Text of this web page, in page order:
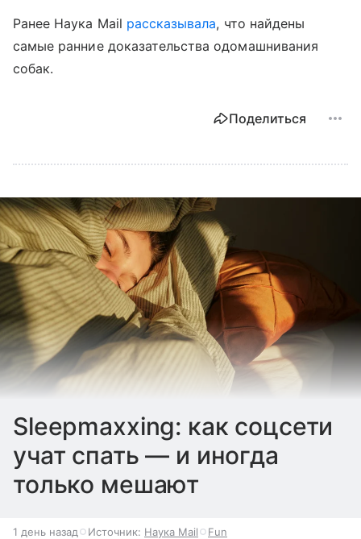
Ранее Наука Mail рассказывала, что найдены
самые ранние доказательства одомашнивания
собак.
Поделиться
Sleepmaxxing: как соцсети
учат спать — и иногда
только мешают
1 день назад Источник: Наука Mail Fun